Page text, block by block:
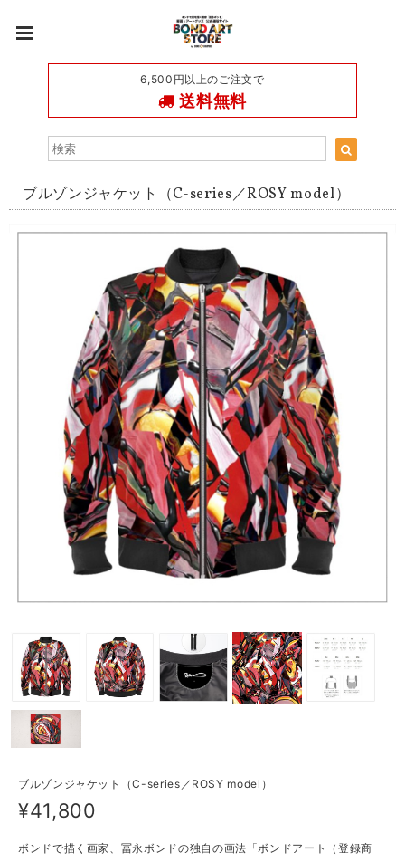
6,500円以上のご注文で
送料無料
ブルゾンジャケット（C-series／ROSY model）
ブルゾンジャケット（C-series／ROSY model）
¥41,800
ボンドで描く画家、冨永ボンドの独自の画法「ボンドアート（登録商